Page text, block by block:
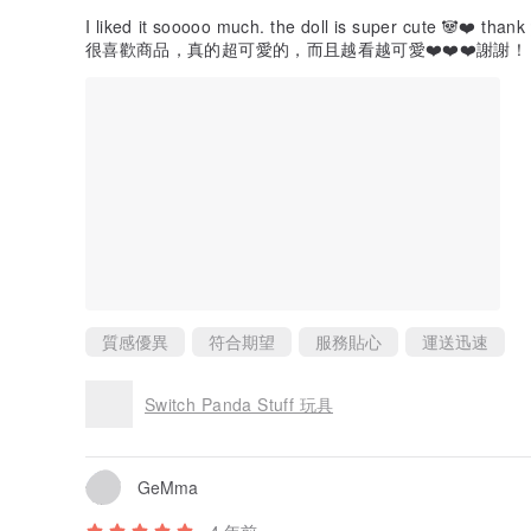
I liked it sooooo much. the doll is super cute 🐼❤️ thank
很喜歡商品，真的超可愛的，而且越看越可愛❤️❤️❤️謝謝！
質感優異 符合期望 服務貼心 運送迅速
Switch Panda Stuff 玩具
GeMma